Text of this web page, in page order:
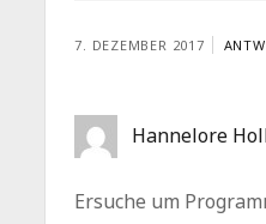
7. DEZEMBER 2017
Hannelore
Ersuche um